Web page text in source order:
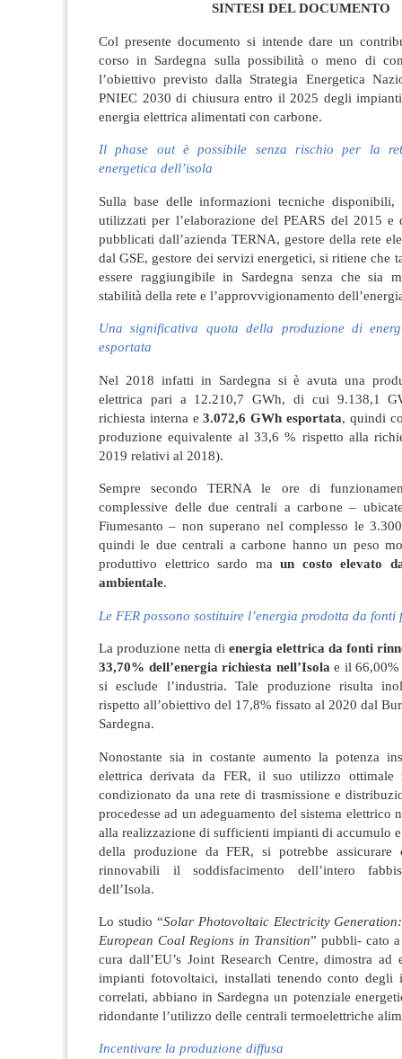
SINTESI DEL DOCUMENTO
Col presente documento si intende dare un
corso in Sardegna sulla possibilità o meno di
l’obiettivo previsto dalla Strategia Energetica
PNIEC 2030 di chiusura entro il 2025 degli
energia elettrica alimentati con carbone.
Il phase out è possibile senza rischio per la
energetica dell’isola
Sulla base delle informazioni tecniche disponibili,
utilizzati per l’elaborazione del PEARS del 2015 e
pubblicati dall’azienda TERNA, gestore della rete
dal GSE, gestore dei servizi energetici, si ritiene che
essere raggiungibile in Sardegna senza che sia
stabilità della rete e l’approvvigionamento
Una significativa quota della produzione di
esportata
Nel 2018 infatti in Sardegna si è avuta una
elettrica pari a 12.210,7 GWh, di cui 9.138,1
richiesta interna e3.072,6 GWh esportata, quindi
produzione equivalente al 33,6 % rispetto alla
2019 relativi al 2018).
Sempre secondo TERNA le ore di
complessive delle due centrali a carbone –
Fiumesanto – non superano nel complesso le
quindi le due centrali a carbone hanno un peso
produttivo elettrico sardo ma un costo elevato
ambientale.
Le FER possono sostituire l’energia prodotta da fonti
La produzione netta di energia elettrica da fonti
33,70% dell’energia richiesta nell’Isolae il 66,00%
si esclude l’industria. Tale produzione risulta
rispetto all’obiettivo del 17,8% fissato al 2020 dal
Sardegna.
Nonostante sia in costante aumento la potenza
elettrica derivata da FER, il suo utilizzo ottimale
condizionato da una rete di trasmissione e
procedesse ad un adeguamento del sistema elettrico
alla realizzazione di sufficienti impianti di accumulo
della produzione da FER, si potrebbe
rinnovabili il soddisfacimento dell’intero
dell’Isola.
Lo studio “Solar Photovoltaic Electricity
European Coal Regions in Transition” pubbli- cato
cura dall’EU’s Joint Research Centre, dimostra ad
impianti fotovoltaici, installati tenendo conto degli
correlati, abbiano in Sardegna un potenziale
ridondante l’utilizzo delle centrali termoelettriche
Incentivare la produzione diffusa